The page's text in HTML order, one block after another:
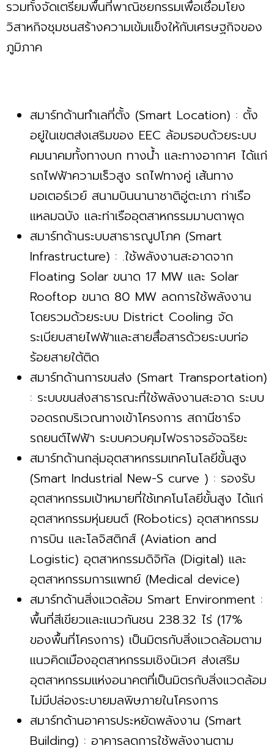
รวมทั้งจัดเตรียมพื้นที่พาณิชยกรรมเพื่อเชื่อมโยง
วิสาหกิจชุมชนสร้างความเข้มแข็งให้กับเศรษฐกิจของ
ภูมิภาค
สมาร์ทด้านทำเลที่ตั้ง (Smart Location) : ตั้ง
อยู่ในเขตส่งเสริมของ EEC ล้อมรอบด้วยระบบ
คมนาคมทั้งทางบก ทางน้ำ และทางอากาศ ได้แก่
รถไฟฟ้าความเร็วสูง รถไฟทางคู่ เส้นทาง
มอเตอร์เวย์ สนามบินนานาชาติอู่ตะเภา ท่าเรือ
แหลมฉบัง และท่าเรืออุตสาหกรรมมาบตาพุด
สมาร์ทด้านระบบสาธารณูปโภค (Smart
Infrastructure) : .ใช้พลังงานสะอาดจาก
Floating Solar ขนาด 17 MW และ Solar
Rooftop ขนาด 80 MW ลดการใช้พลังงาน
โดยรวมด้วยระบบ District Cooling จัด
ระเบียบสายไฟฟ้าและสายสื่อสารด้วยระบบท่อ
ร้อยสายใต้ติด
สมาร์ทด้านการขนส่ง (Smart Transportation)
: ระบบขนส่งสาธารณะที่ใช้พลังงานสะอาด ระบบ
จอดรถบริเวณทางเข้าโครงการ สถานีชาร์จ
รถยนต์ไฟฟ้า ระบบควบคุมไฟจราจรอัจฉริยะ
สมาร์ทด้านกลุ่มอุตสาหกรรมเทคโนโลยีขั้นสูง
(Smart Industrial New-S curve ) : รองรับ
อุตสาหกรรมเป้าหมายที่ใช้เทคโนโลยีขั้นสูง ได้แก่
อุตสาหกรรมหุ่นยนต์ (Robotics) อุตสาหกรรม
การบิน และโลจิสติกส์ (Aviation and
Logistic) อุตสาหกรรมดิจิทัล (Digital) และ
อุตสาหกรรมการแพทย์ (Medical device)
สมาร์ทด้านสิ่งแวดล้อม Smart Environment :
พื้นที่สีเขียวและแนวกันชน 238.32 ไร่ (17%
ของพื้นที่โครงการ) เป็นมิตรกับสิ่งแวดล้อมตาม
แนวคิดเมืองอุตสาหกรรมเชิงนิเวศ ส่งเสริม
อุตสาหกรรมแห่งอนาคตที่เป็นมิตรกับสิ่งแวดล้อม
ไม่มีปล่องระบายมลพิษภายในโครงการ
สมาร์ทด้านอาคารประหยัดพลังงาน (Smart
Building) : อาคารลดการใช้พลังงานตาม